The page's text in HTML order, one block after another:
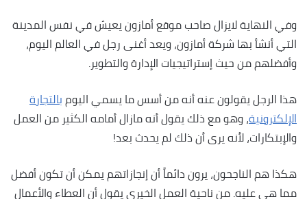
وفي النهاية لايزال صاحب موقع أمازون يعيش في نفس المدينة
التي أنشأ بها شركة أمازون، ويعد أغنى رجل في العالم اليوم،
وأفضلهم من حيث إستراتيجيات الإدارة والتطوير.
هذا الرجل يقولون عنه أنه من أسس ما يسمي اليومبالتجارة
الإلكترونية، وهو مع ذلك يقول أنه مازال أمامه الكثير من العمل
والإبتكارات، لأنه يرى أن ذلك لم يحدث بعد!
هكذا هم الناجحون، يرون دائماً أن إنجازاتهم يمكن أن تكون أفضل
مما هي عليه. من ناحية العمل الخيري يقول أن العطاء والأعمال